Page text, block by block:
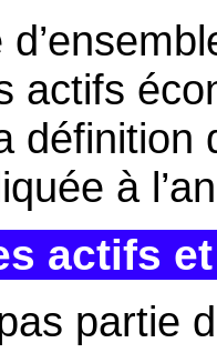
actifs
définition
à
actifs
partie